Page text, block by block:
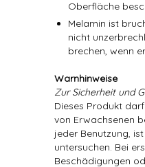
Oberfläche
Melamin ist
nicht
brechen, wenn
Warnhinweise
Zur Sicherheit und
Dieses Produkt
von Erwachsenen
jeder Benutzung,
untersuchen. Bei
Beschädigungen